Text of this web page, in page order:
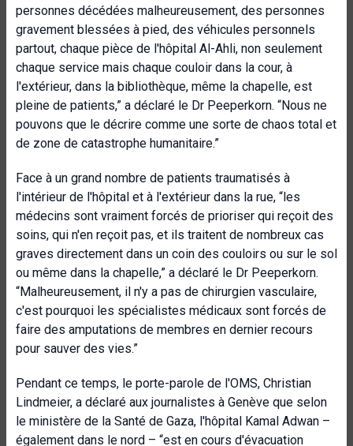
personnes décédées malheureusement, des personnes
gravement blessées à pied, des véhicules personnels
partout, chaque pièce de l'hôpital Al-Ahli, non seulement
chaque service mais chaque couloir dans la cour, à
l'extérieur, dans la bibliothèque, même la chapelle, est
pleine de patients,” a déclaré le Dr Peeperkorn. “Nous ne
pouvons que le décrire comme une sorte de chaos total et
de zone de catastrophe humanitaire.”
Face à un grand nombre de patients traumatisés à
l'intérieur de l'hôpital et à l'extérieur dans la rue, “les
médecins sont vraiment forcés de prioriser qui reçoit des
soins, qui n'en reçoit pas, et ils traitent de nombreux cas
graves directement dans un coin des couloirs ou sur le sol
ou même dans la chapelle,” a déclaré le Dr Peeperkorn.
“Malheureusement, il n'y a pas de chirurgien vasculaire,
c'est pourquoi les spécialistes médicaux sont forcés de
faire des amputations de membres en dernier recours
pour sauver des vies.”
Pendant ce temps, le porte-parole de l'OMS, Christian
Lindmeier, a déclaré aux journalistes à Genève que selon
le ministère de la Santé de Gaza, l'hôpital Kamal Adwan –
également dans le nord – “est en cours d'évacuation